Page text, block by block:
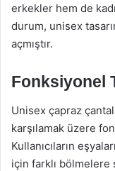
erkekler hem de
durum, unisex
açmıştır.
Fonksiyonel
Unisex çapraz
karşılamak üzere
Kullanıcıların
için farklı bölmelere